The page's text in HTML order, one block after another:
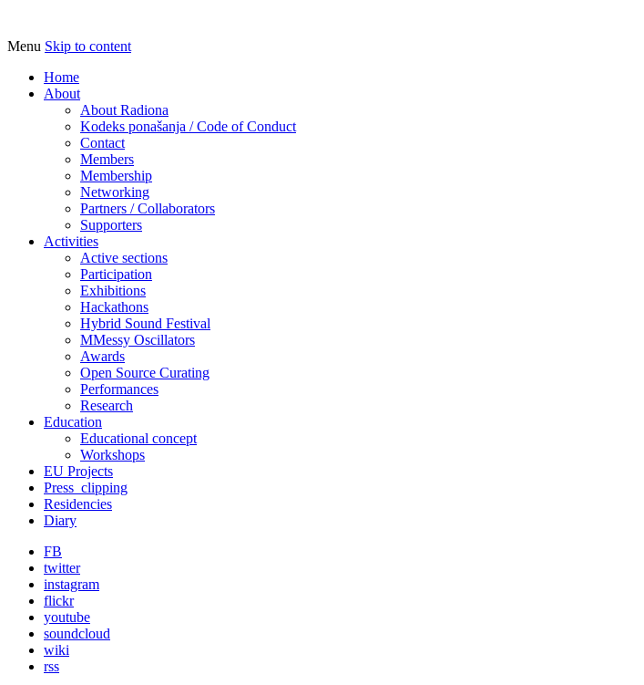
Radiona
Udruga za razvoj ‘uradi sam’ kulture // Association for
Menu Skip to content
Home
About
About Radiona
Kodeks ponašanja / Code of Conduct
Contact
Members
Membership
Networking
Partners / Collaborators
Supporters
Activities
Active sections
Participation
Exhibitions
Hackathons
Hybrid Sound Festival
MMessy Oscillators
Awards
Open Source Curating
Performances
Research
Education
Educational concept
Workshops
EU Projects
Press_clipping
Residencies
Diary
FB
twitter
instagram
flickr
youtube
soundcloud
wiki
rss